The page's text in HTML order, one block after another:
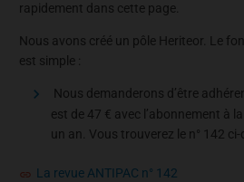
rapidement dans cette page.
Nous avons créé un pôle Heriteor. Le
est simple :
Nous demanderons d’être
est de 47 € avec l’abonnement à
un an. Vous trouverez le n° 142 ci-
La revue ANTIPAC n° 142